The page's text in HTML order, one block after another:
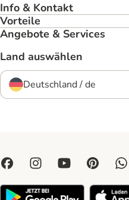
Info & Kontakt
Vorteile
Angebote & Services
Land auswählen
Deutschland / de